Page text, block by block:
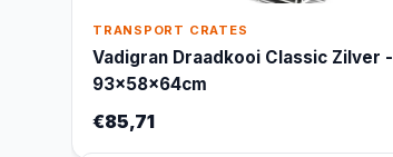
TRANSPORT CRATES
Vadigran Draadkooi Classic Zilver -
93x58x64cm
€85,71